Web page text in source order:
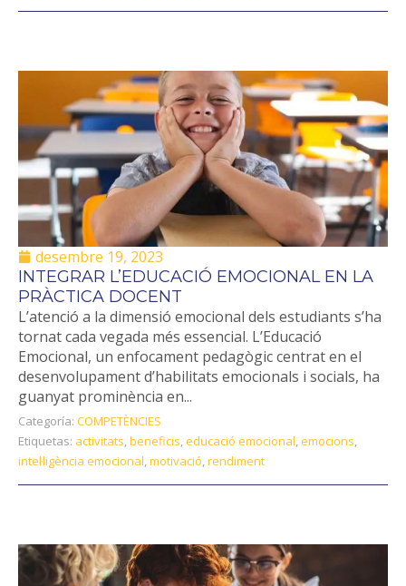
desembre 19, 2023
INTEGRAR L’EDUCACIÓ EMOCIONAL EN LA
PRÀCTICA DOCENT
L’atenció a la dimensió emocional dels estudiants s’ha
tornat cada vegada més essencial. L’Educació
Emocional, un enfocament pedagògic centrat en el
desenvolupament d’habilitats emocionals i socials, ha
guanyat prominència en...
Categoría: COMPETÈNCIES
Etiquetas: activitats,beneficis,educació emocional,emocions,
intel·ligència emocional,motivació,rendiment